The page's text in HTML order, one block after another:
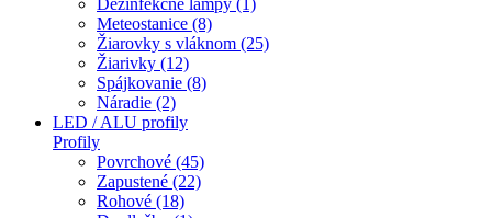
Dezinfekčné lampy (1)
Meteostanice (8)
Žiarovky s vláknom (25)
Žiarivky (12)
Spájkovanie (8)
Náradie (2)
LED / ALU profily
Profily
Povrchové (45)
Zapustené (22)
Rohové (18)